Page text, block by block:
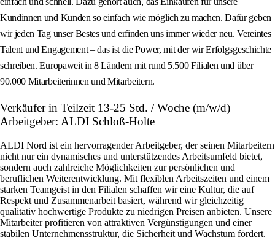
Kundinnen und Kunden so einfach wie möglich zu machen. Dafür geben
wir jeden Tag unser Bestes und erfinden uns immer wieder neu. Vereintes
Talent und Engagement – das ist die Power, mit der wir Erfolgsgeschichte
schreiben. Europaweit in 8 Ländern mit rund 5.500 Filialen und über
90.000 Mitarbeiterinnen und Mitarbeitern.
Verkäufer in Teilzeit 13-25 Std. / Woche (m/w/d)
Arbeitgeber: ALDI Schloß-Holte
ALDI Nord ist ein hervorragender Arbeitgeber, der seinen Mitarbeitern
nicht nur ein dynamisches und unterstützendes Arbeitsumfeld bietet,
sondern auch zahlreiche Möglichkeiten zur persönlichen und
beruflichen Weiterentwicklung. Mit flexiblen Arbeitszeiten und einem
starken Teamgeist in den Filialen schaffen wir eine Kultur, die auf
Respekt und Zusammenarbeit basiert, während wir gleichzeitig
qualitativ hochwertige Produkte zu niedrigen Preisen anbieten. Unsere
Mitarbeiter profitieren von attraktiven Vergünstigungen und einer
stabilen Unternehmensstruktur, die Sicherheit und Wachstum fördert.